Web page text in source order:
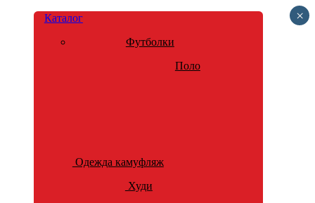
Каталог
Футболки
Поло
Одежда камуфляж
Худи
×